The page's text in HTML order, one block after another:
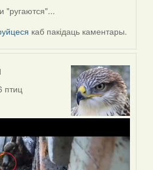
"ругаются"...
каб пакідаць каментары.
птиц